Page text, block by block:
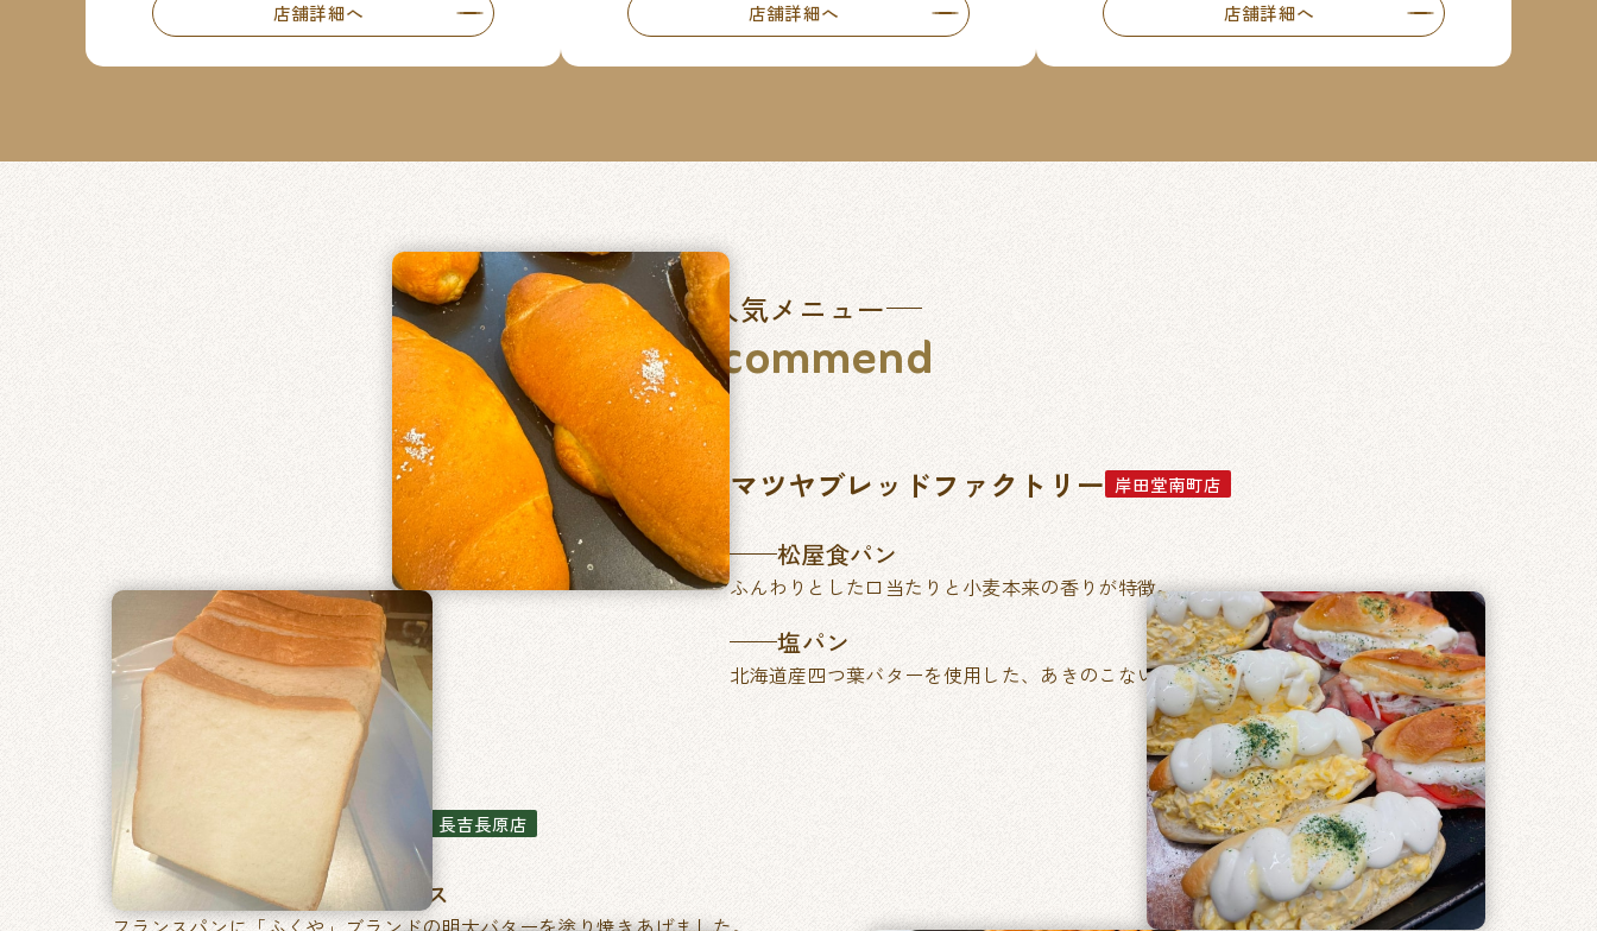
店舗詳細へ 店舗詳細へ 店舗詳細へ
人気メニュー
Recommend
マツヤブレッドファクトリー 岸田堂南町店
松屋食パン
ふんわりとした口当たりと小麦本来の香りが特徴。
塩パン
北海道産四つ葉バターを使用した、あきのこない毎日食べたくなるパン。
石窯パン工房ベルフラン 長吉長原店
特製ふくやの明太フランス